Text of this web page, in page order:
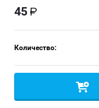
45
Количество: